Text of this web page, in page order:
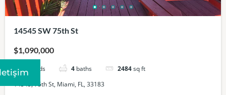
14545 SW 75th St
$1,090,000
beds 4 baths 2484sq ft
14545, 75th St, Miami, FL, 33183